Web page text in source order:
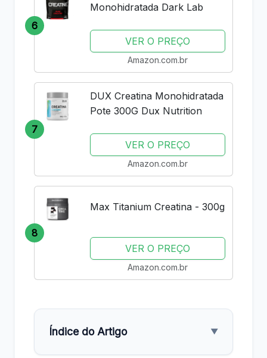
6
Monohidratada Dark Lab
VER O PREÇO
Amazon.com.br
7
DUX Creatina Monohidratada
Pote 300G Dux Nutrition
VER O PREÇO
Amazon.com.br
8
Max Titanium Creatina - 300g
VER O PREÇO
Amazon.com.br
Índice do Artigo ▼